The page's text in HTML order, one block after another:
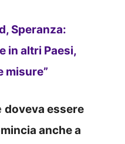
Speranza:
in altri Paesi,
misure”
doveva essere
anche a